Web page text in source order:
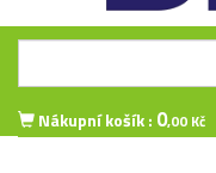
Nákupní košík : 0,00 Kč